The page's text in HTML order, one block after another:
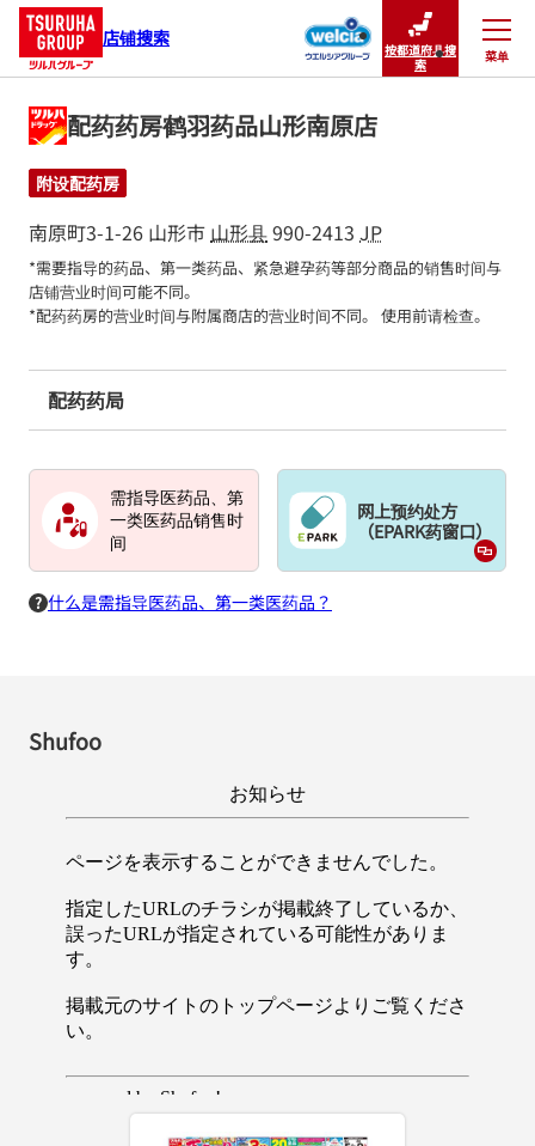
店铺搜索
按都道府县搜
索
菜单
关闭
配药药房鹤羽药品山形南原店
附设配药房
南原町3-1-26 山形市 山形县990-2413 JP
*需要指导的药品、第一类药品、紧急避孕药等部分商品的销售时间与
店铺营业时间可能不同。
*配药药房的营业时间与附属商店的营业时间不同。 使用前请检查。
配药药局
需指导医药品、第
一类医药品销售时
间
网上预约处方
（EPARK药窗口）
什么是需指导医药品、第一类医药品？
Shufoo